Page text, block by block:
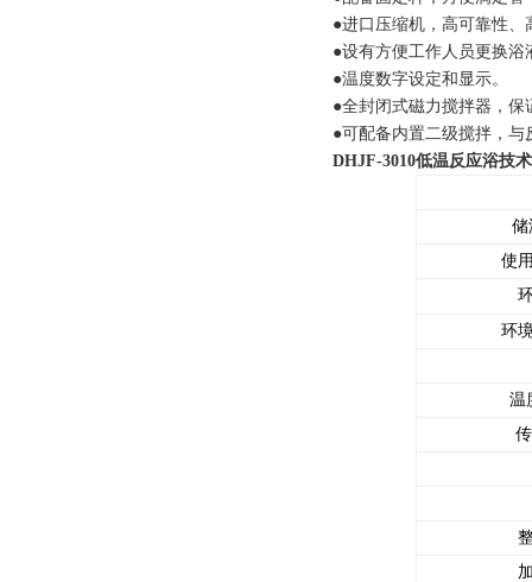
●进口压缩机，高可靠性、
●设有方便工作人员更换浴
●温度数字设定和显示。
●全封闭式磁力搅拌器，保
●可配备内置二级搅拌，
DHJF-3010低温反应浴技
储
使
环
温